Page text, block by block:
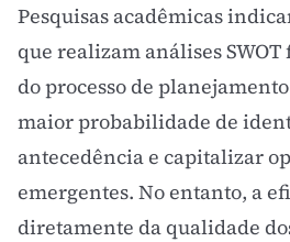
Pesquisas acadêmicas
que realizam análises
do processo de
maior probabilidade de
antecedência e capitalizar
emergentes. No entanto, a
diretamente da qualidade